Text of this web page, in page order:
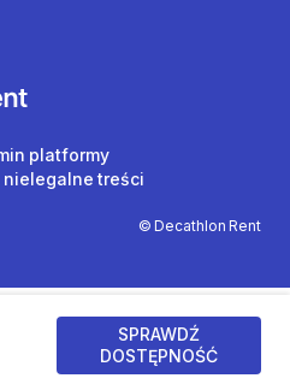
SPRAWDŹ
DOSTĘPNOŚĆ
© Decathlon Rent
platformy
nielegalne treści